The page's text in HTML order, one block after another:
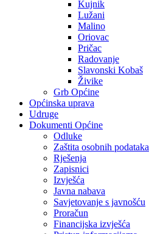
Kujnik
Lužani
Malino
Oriovac
Pričac
Radovanje
Slavonski Kobaš
Živike
Grb Općine
Općinska uprava
Udruge
Dokumenti Općine
Odluke
Zaštita osobnih podataka
Rješenja
Zapisnici
Izvješća
Javna nabava
Savjetovanje s javnošću
Proračun
Financijska izvješća